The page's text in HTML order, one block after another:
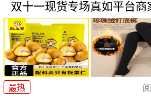
双十一现货专场真如平台商
最热